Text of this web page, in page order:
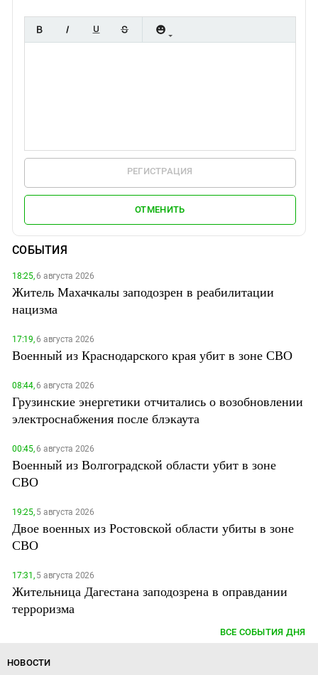
РЕГИСТРАЦИЯ
ОТМЕНИТЬ
СОБЫТИЯ
18:25,6 августа 2026
Житель Махачкалы заподозрен в реабилитации
нацизма
17:19,6 августа 2026
Военный из Краснодарского края убит в зоне СВО
08:44,6 августа 2026
Грузинские энергетики отчитались о возобновлении
электроснабжения после блэкаута
00:45,6 августа 2026
Военный из Волгоградской области убит в зоне
СВО
19:25,5 августа 2026
Двое военных из Ростовской области убиты в зоне
СВО
17:31,5 августа 2026
Жительница Дагестана заподозрена в оправдании
терроризма
ВСЕ СОБЫТИЯ ДНЯ
НОВОСТИ